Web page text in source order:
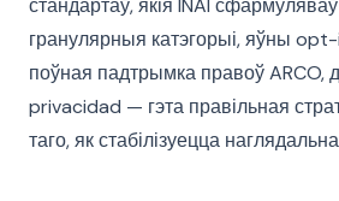
стандартаў, якія INAI
гранулярныя катэгорыі, яўны
поўная падтрымка правоў ARCO,
privacidad — гэта правільная
таго, як стабілізуецца